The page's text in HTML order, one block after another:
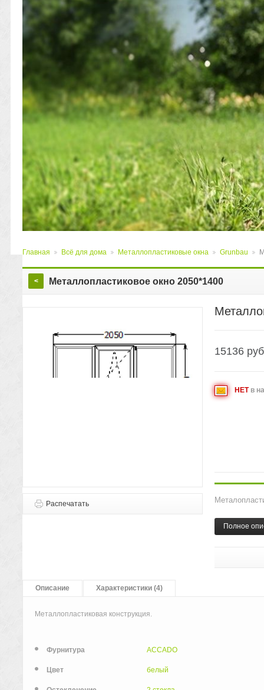
Главная Всё для дома Металлопластиковые окна Grunbau
< Металлопластиковое окно 2050*1400
Распечатать
15136 руб
НЕТ в
Полное
Описание Характеристики (4)
Металлопластиковая конструкция.
Фурнитура ACCADO
Цвет белый